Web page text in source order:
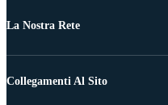
La Nostra Rete
Collegamenti Al Sito